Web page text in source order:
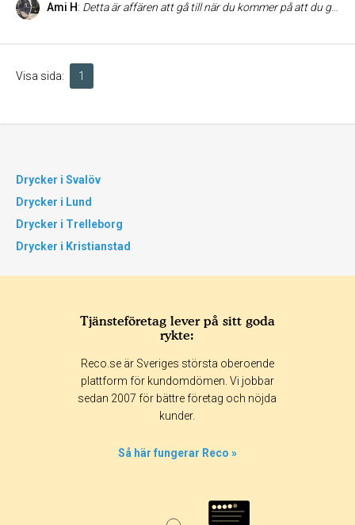
Ami H: Detta är affären att gå till när du kommer på att du glömt köpa vinet till lördagskvällen och klockan är halv tre på eftermiddagen. Generösa öppettider, ett väldigt bra sortiment och kunnig och trevlig personal utgör ytterligare plus naturligtvis. Vill man så kan man också slänga lite käft med de trevliga vakterna i denna affär... i brist på annat alltså.
Visa sida: 1
Drycker i Svalöv
Drycker i Lund
Drycker i Trelleborg
Drycker i Kristianstad
Tjänsteföretag lever på sitt goda
rykte:
Reco.se är Sveriges största oberoende
plattform för kundomdömen. Vi jobbar
sedan 2007 för bättre företag och nöjda
kunder.
Så här fungerar Reco »